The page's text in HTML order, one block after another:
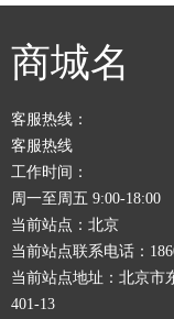
商城名
客服热线：
客服热线
工作时间：
周一至周五 9:00-18:00
当前站点：北京
当前站点联系电话：
当前站点地址：北京市
401-13